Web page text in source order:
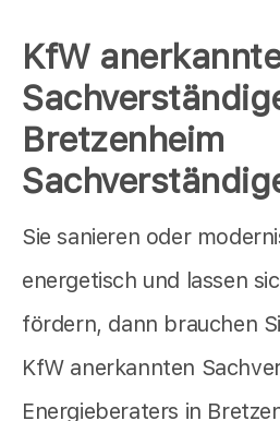
KfW
Bretzenheim
Sie sanieren oder
energetisch und lassen
fördern, dann brauchen
KfW anerkannten
Energieberaters in